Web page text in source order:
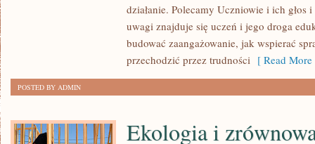
działanie. Polecamy Uczniowie i ich głos
uwagi znajduje się uczeń i jego droga
budować zaangażowanie, jak wspierać
przechodzić przez trudności [ Read
POSTED BY ADMIN
Ekologia i